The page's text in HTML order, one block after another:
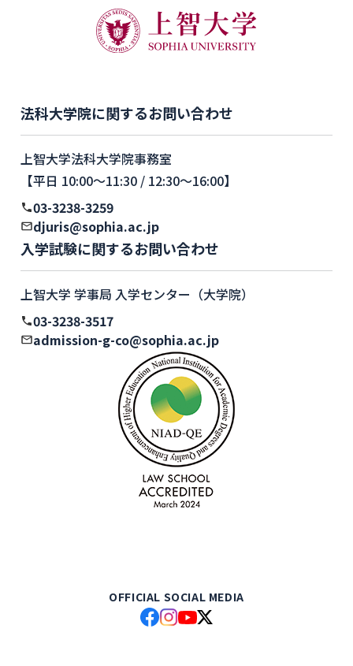
法科大学院に関するお問い合わせ
上智大学法科大学院事務室
【平日 10:00〜11:30 / 12:30〜16:00】
03-3238-3259
djuris@sophia.ac.jp
入学試験に関するお問い合わせ
上智大学 学事局 入学センター（大学院）
03-3238-3517
admission-g-co@sophia.ac.jp
OFFICIAL SOCIAL MEDIA